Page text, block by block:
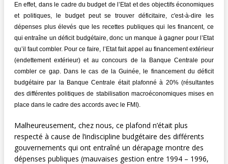
En effet, dans le cadre du budget de l’Etat et des objectifs économiques
et politiques, le budget peut se trouver déficitaire, c'est-à-dire les
dépenses plus élevés que les recettes publiques qui les financent, ce
qui entraîne un déficit budgétaire, donc un manque à gagner pour l’Etat
qu’il faut combler. Pour ce faire, l’Etat fait appel au financement extérieur
(endettement extérieur) et au concours de la Banque Centrale pour
combler ce gap. Dans le cas de la Guinée, le financement du déficit
budgétaire par la Banque Centrale était plafonné à 20% (résultantes
des différentes politiques de stabilisation macroéconomiques mises en
place dans le cadre des accords avec le FMI).
Malheureusement, chez nous, ce plafond n’était plus
respecté à cause de l’indiscipline budgétaire des différents
gouvernements qui ont entraîné un dérapage montre des
dépenses publiques (mauvaises gestion entre 1994 – 1996,